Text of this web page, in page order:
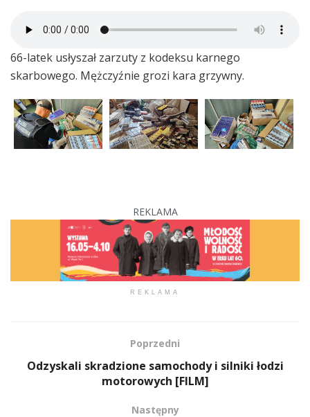
66-latek usłyszał zarzuty z kodeksu karnego
skarbowego. Mężczyźnie grozi kara grzywny.
REKLAMA
REKLAMA
Poprzedni
Odzyskali skradzione samochody i silniki łodzi
motorowych [FILM]
Następny